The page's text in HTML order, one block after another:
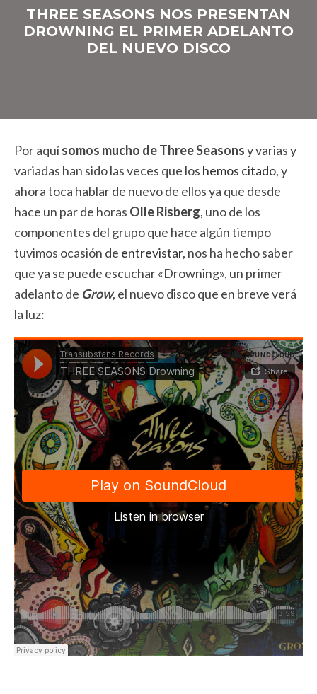
THREE SEASONS NOS PRESENTAN
DROWNING EL PRIMER ADELANTO
DEL NUEVO DISCO
Por aquísomos mucho de Three Seasonsy varias y
variadas han sido las veces que los hemos citado, y
ahora toca hablar de nuevo de ellos ya que desde
hace un par de horas Olle Risberg, uno de los
componentes del grupo que hace algún tiempo
tuvimos ocasión de entrevistar, nos ha hecho saber
que ya se puede escuchar «Drowning», un primer
adelanto de Grow, el nuevo disco que en breve verá
la luz: